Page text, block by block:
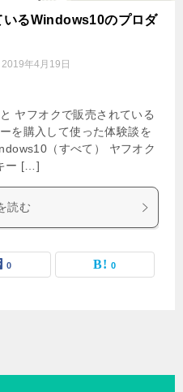
いるWindows10のプロダ
2019年4月19日
ヤフオクで販売されている
を購入して使った体験談を
（すべて） ヤフオク
ー […]
読む
0 0